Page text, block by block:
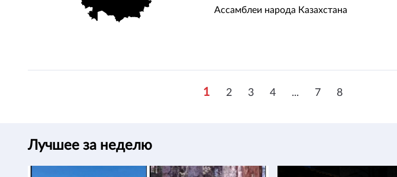
Ассамблеи народа Казахстана
1 2 3 4 ... 7 8
Лучшее за неделю